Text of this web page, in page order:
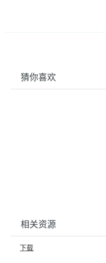
猜你喜欢
相关资源
下载